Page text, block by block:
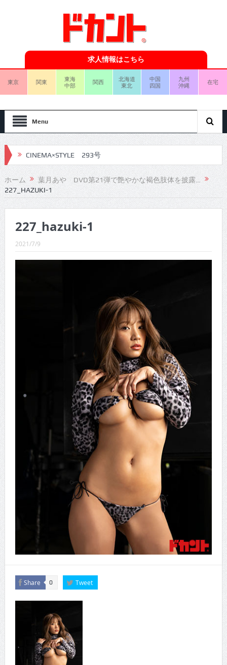
求人情報はこちら
東京 関東
東海
中部
関西
北海道
東北
中国
四国
九州
沖縄
在宅
Menu
CINEMA×STYLE 293号
CINEMA×STYLE 292号
CINEMA×STYLE 291号
CINEMA×STYLE 289号
CINEMA×STYLE 285号
CINEMA×STYLE 294号
ホーム
葉月あや DVD第21弾で艶やかな褐色肢体を披露…
227_HAZUKI-1
227_hazuki-1
2021/7/9
Share 0 Tweet